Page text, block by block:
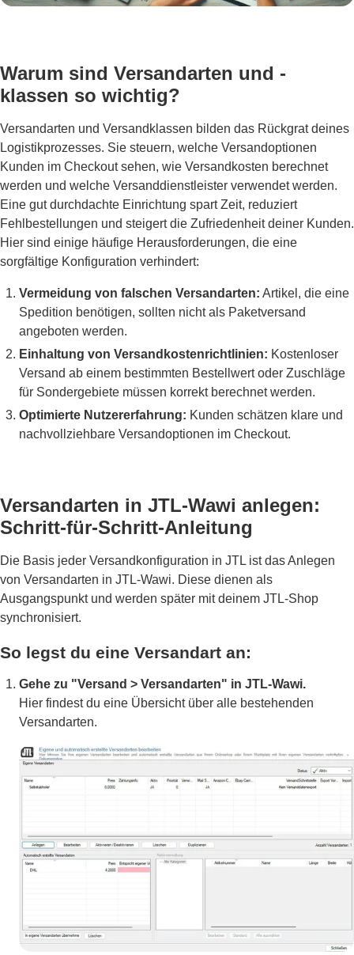
Warum sind Versandarten und -
klassen so wichtig?
Versandarten und Versandklassen bilden das Rückgrat deines
Logistikprozesses. Sie steuern, welche Versandoptionen
Kunden im Checkout sehen, wie Versandkosten berechnet
werden und welche Versanddienstleister verwendet werden.
Eine gut durchdachte Einrichtung spart Zeit, reduziert
Fehlbestellungen und steigert die Zufriedenheit deiner Kunden.
Hier sind einige häufige Herausforderungen, die eine
sorgfältige Konfiguration verhindert:
Vermeidung von falschen Versandarten: Artikel, die eine
Spedition benötigen, sollten nicht als Paketversand
angeboten werden.
Einhaltung von Versandkostenrichtlinien: Kostenloser
Versand ab einem bestimmten Bestellwert oder Zuschläge
für Sondergebiete müssen korrekt berechnet werden.
Optimierte Nutzererfahrung: Kunden schätzen klare und
nachvollziehbare Versandoptionen im Checkout.
Versandarten in JTL-Wawi anlegen:
Schritt-für-Schritt-Anleitung
Die Basis jeder Versandkonfiguration in JTL ist das Anlegen
von Versandarten in JTL-Wawi. Diese dienen als
Ausgangspunkt und werden später mit deinem JTL-Shop
synchronisiert.
So legst du eine Versandart an:
Gehe zu "Versand > Versandarten" in JTL-Wawi.
Hier findest du eine Übersicht über alle bestehenden
Versandarten.